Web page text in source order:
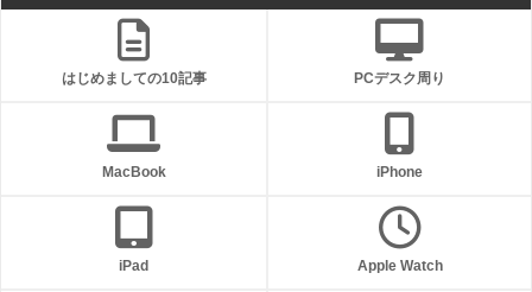
はじめましての10記事 PCデスク周り
MacBook iPhone
iPad Apple Watch